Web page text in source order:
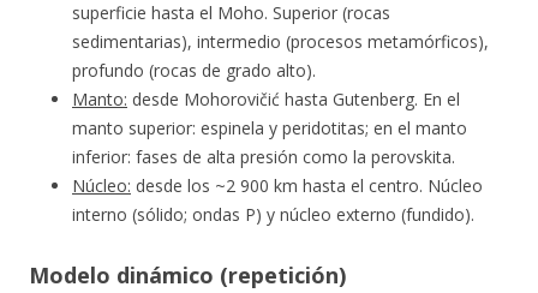
superficie hasta el Moho. Superior (rocas
sedimentarias), intermedio (procesos metamórficos),
profundo (rocas de grado alto).
Manto: desde Mohorovičić hasta Gutenberg. En el
manto superior: espinela y peridotitas; en el manto
inferior: fases de alta presión como la perovskita.
Núcleo: desde los ~2 900 km hasta el centro. Núcleo
interno (sólido; ondas P) y núcleo externo (fundido).
Modelo dinámico (repetición)